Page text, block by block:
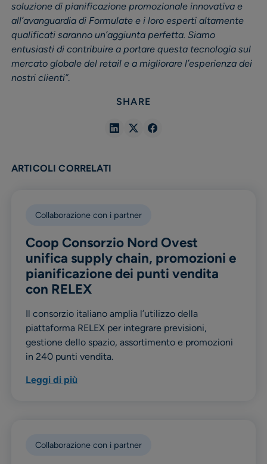
soluzione di pianificazione promozionale innovativa e
all’avanguardia di Formulate e i loro esperti altamente
qualificati saranno un’aggiunta perfetta. Siamo
entusiasti di contribuire a portare questa tecnologia sul
mercato globale del retail e a migliorare l’esperienza dei
nostri clienti”.
SHARE
ShareShareShare
ARTICOLI CORRELATI
Collaborazione con i partner
Coop Consorzio Nord Ovest
unifica supply chain, promozioni e
pianificazione dei punti vendita
con RELEX
Il consorzio italiano amplia l’utilizzo della
piattaforma RELEX per integrare previsioni,
gestione dello spazio, assortimento e promozioni
in 240 punti vendita.
Leggi di più
Collaborazione con i partner